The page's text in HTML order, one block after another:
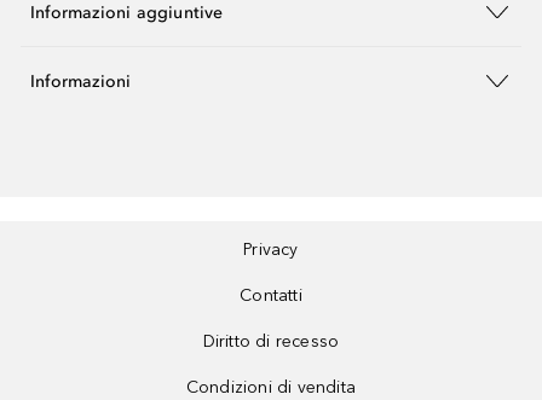
Informazioni aggiuntive
Informazioni
Privacy
Contatti
Diritto di recesso
Condizioni di vendita